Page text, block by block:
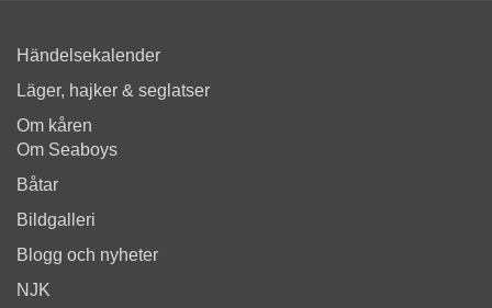
Händelsekalender
Läger, hajker & seglatser
Om kåren
Om Seaboys
Båtar
Bildgalleri
Blogg och nyheter
NJK